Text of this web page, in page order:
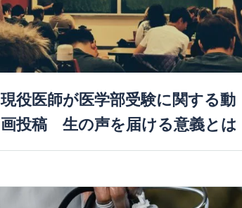
現役医師が医学部受験に関する動
画投稿 生の声を届ける意義とは